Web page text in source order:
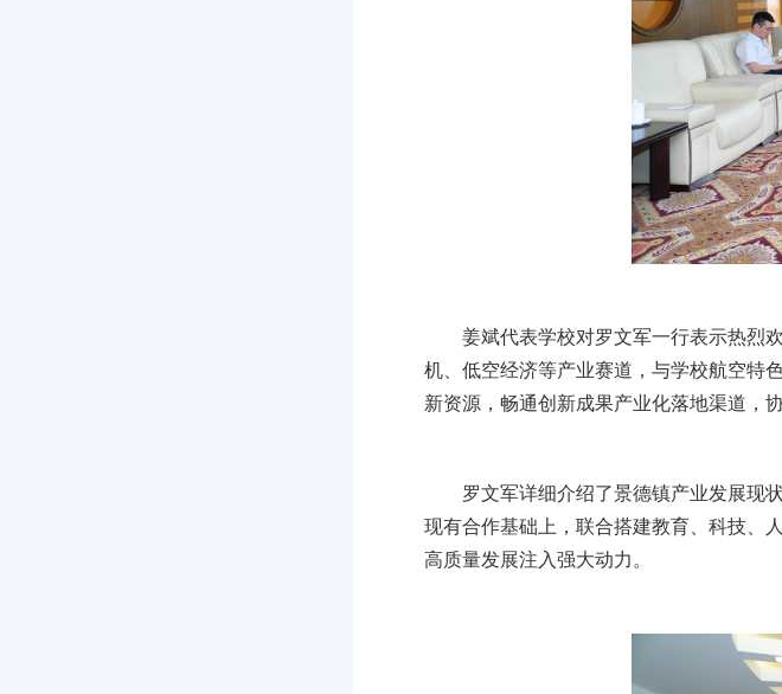
姜斌代表学校对罗文军一行表示热烈
机、低空经济等产业赛道，与学校航空特
新资源，畅通创新成果产业化落地渠道，
罗文军详细介绍了景德镇产业发展现
现有合作基础上，联合搭建教育、科技、
高质量发展注入强大动力。